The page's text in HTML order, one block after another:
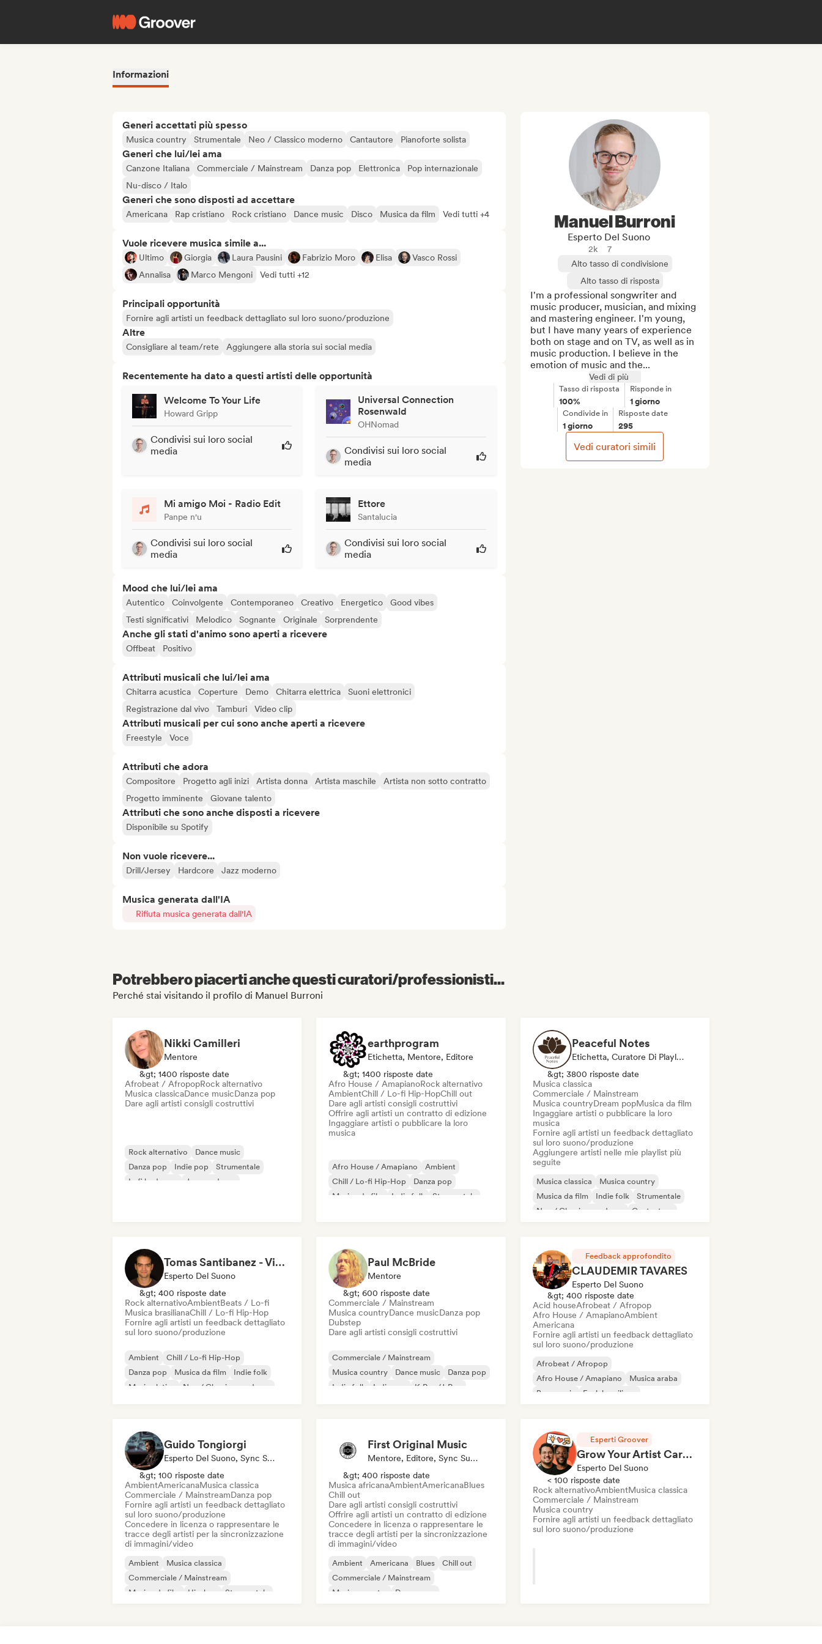
Informazioni
Generi accettati più spesso
Musica country Strumentale Neo / Classico moderno Cantautore Pianoforte solista
Generi che lui/lei ama
Canzone Italiana Commerciale / Mainstream Danza pop Elettronica
Pop internazionale
Nu-disco / Italo
Generi che sono disposti ad accettare
Americana Rap cristiano Rock cristiano Dance music Disco Musica da film Vedi tutti +4
Vuole ricevere musica simile a...
Ultimo Giorgia Laura Pausini Fabrizio Moro Elisa
Vasco Rossi
Annalisa
Marco Mengoni Vedi tutti +12
Principali opportunità
Fornire agli artisti un feedback dettagliato sul loro suono/produzione
Altre
Consigliare al team/rete Aggiungere alla storia sui social media
Recentemente ha dato a questi artisti delle opportunità
Welcome To Your Life
Howard Gripp
Condivisi sui loro social
media
Universal Connection
Rosenwald
OHNomad
Condivisi sui loro social
media
Mi amigo Moi - Radio Edit
Panpe n'u
Condivisi sui loro social
media
Ettore
Santalucia
Condivisi sui loro social
media
Mood che lui/lei ama
Autentico Coinvolgente Contemporaneo Creativo Energetico
Good vibes
Testi significativi
Melodico Sognante Originale Sorprendente
Anche gli stati d'animo sono aperti a ricevere
Offbeat Positivo
Attributi musicali che lui/lei ama
Chitarra acustica Coperture Demo Chitarra elettrica
Suoni elettronici
Registrazione dal vivo
Tamburi Video clip
Attributi musicali per cui sono anche aperti a ricevere
Freestyle Voce
Attributi che adora
Compositore Progetto agli inizi Artista donna Artista maschile
Artista non sotto contratto
Progetto imminente
Giovane talento
Attributi che sono anche disposti a ricevere
Disponibile su Spotify
Non vuole ricevere...
Drill/Jersey Hardcore Jazz moderno
Musica generata dall'IA
Rifiuta musica generata dall'IA
Manuel Burroni
Esperto Del Suono
2k
7
Alto tasso di condivisione
Alto tasso di risposta
I'm a professional songwriter and
music producer, musician, and mixing
and mastering engineer. I'm young,
but I have many years of experience
both on stage and on TV, as well as in
music production. I believe in the
emotion of music and the...
Vedi di più
Tasso di risposta
100%
Risponde in
1 giorno
Condivide in
1 giorno
Risposte date
295
Vedi curatori simili
Potrebbero piacerti anche questi curatori/professionisti...
Perché stai visitando il profilo di Manuel Burroni
Nikki Camilleri
Mentore
&gt; 1400 risposte date
Afrobeat / AfropopRock alternativo
Musica classicaDance musicDanza pop
Dare agli artisti consigli costruttivi
Rock alternativo
Dance music
Danza pop
Indie pop
Strumentale
Lofi bedroom
Jazz moderno
earthprogram
Etichetta, Mentore, Editore
&gt; 1400 risposte date
Afro House / AmapianoRock alternativo
AmbientChill / Lo-fi Hip-HopChill out
Dare agli artisti consigli costruttivi
Offrire agli artisti un contratto di edizione
Ingaggiare artisti o pubblicare la loro
musica
Afro House / Amapiano
Ambient
Chill / Lo-fi Hip-Hop
Danza pop
Musica da film
Indie folk
Strumentale
Peaceful Notes
Etichetta, Curatore Di Playlist, Esperto Del Suono
&gt; 3800 risposte date
Musica classica
Commerciale / Mainstream
Musica countryDream popMusica da film
Ingaggiare artisti o pubblicare la loro
musica
Fornire agli artisti un feedback dettagliato
sul loro suono/produzione
Aggiungere artisti nelle mie playlist più
seguite
Musica classica
Musica country
Musica da film
Indie folk
Strumentale
Neo / Classico moderno
Cantautore
Tomas Santibanez - Video Feedback
Esperto Del Suono
&gt; 400 risposte date
Rock alternativoAmbientBeats / Lo-fi
Musica brasilianaChill / Lo-fi Hip-Hop
Fornire agli artisti un feedback dettagliato
sul loro suono/produzione
Ambient
Chill / Lo-fi Hip-Hop
Danza pop
Musica da film
Indie folk
Musica latina
Neo / Classico moderno
Paul McBride
Mentore
&gt; 600 risposte date
Commerciale / Mainstream
Musica countryDance musicDanza pop
Dubstep
Dare agli artisti consigli costruttivi
Commerciale / Mainstream
Musica country
Dance music
Danza pop
Indie folk
Indie pop
K-Pop/J-Pop
Feedback approfondito
CLAUDEMIR TAVARES
Esperto Del Suono
&gt; 400 risposte date
Acid houseAfrobeat / Afropop
Afro House / AmapianoAmbient
Americana
Fornire agli artisti un feedback dettagliato
sul loro suono/produzione
Afrobeat / Afropop
Afro House / Amapiano
Musica araba
Bass music
Funk brasiliano
Guido Tongiorgi
Esperto Del Suono, Sync Supervisor
&gt; 100 risposte date
AmbientAmericanaMusica classica
Commerciale / MainstreamDanza pop
Fornire agli artisti un feedback dettagliato
sul loro suono/produzione
Concedere in licenza o rappresentare le
tracce degli artisti per la sincronizzazione
di immagini/video
Ambient
Musica classica
Commerciale / Mainstream
Musica da film
Hip-hop
Strumentale
First Original Music
Mentore, Editore, Sync Supervisor
&gt; 400 risposte date
Musica africanaAmbientAmericanaBlues
Chill out
Dare agli artisti consigli costruttivi
Offrire agli artisti un contratto di edizione
Concedere in licenza o rappresentare le
tracce degli artisti per la sincronizzazione
di immagini/video
Ambient Americana Blues
Chill out
Commerciale / Mainstream
Musica country
Dream pop
Esperti Groover
Grow Your Artist Career in a 1hr Coaching Session
Esperto Del Suono
< 100 risposte date
Rock alternativoAmbientMusica classica
Commerciale / Mainstream
Musica country
Fornire agli artisti un feedback dettagliato
sul loro suono/produzione